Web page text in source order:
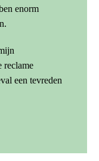
enorm
reclame
een tevreden